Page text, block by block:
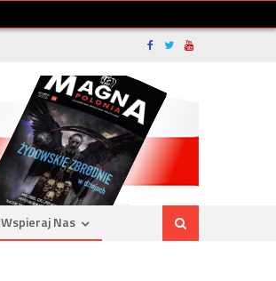
Wspieraj Nas